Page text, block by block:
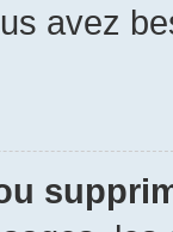
avez